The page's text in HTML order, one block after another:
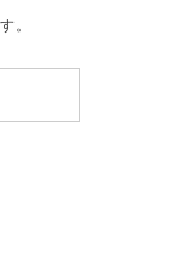
。